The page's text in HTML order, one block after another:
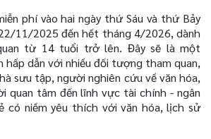
phí vào hai ngày thứ Sáu và thứ Bảy
11/2025 đến hết tháng 4/2026, dành
từ 14 tuổi trở lên. Đây sẽ là một
hấp dẫn với nhiều đối tượng tham quan,
sưu tập, người nghiên cứu về văn hóa,
quan tâm đến lĩnh vực tài chính - ngân
có niềm yêu thích với văn hóa, lịch sử